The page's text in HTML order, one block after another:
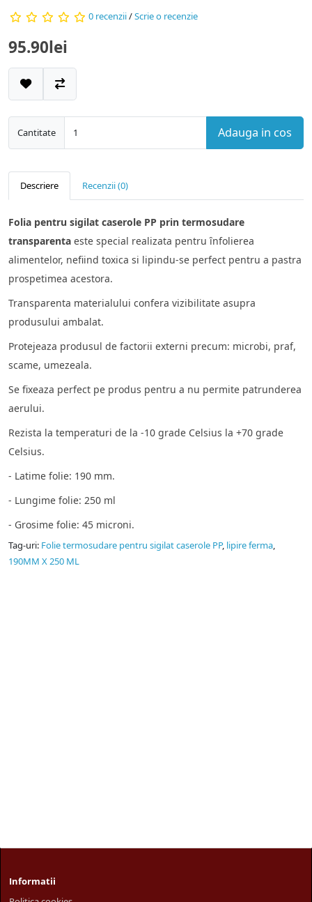
0 recenzii/Scrie o recenzie
95.90lei
Cantitate Adauga in cos
Descriere Recenzii (0)
Folia pentru sigilat caserole PP prin termosudare
transparenta este special realizata pentru ȋnfolierea
alimentelor, nefiind toxica si lipindu-se perfect pentru a pastra
prospetimea acestora.
Transparenta materialului confera vizibilitate asupra
produsului ambalat.
Protejeaza produsul de factorii externi precum: microbi, praf,
scame, umezeala.
Se fixeaza perfect pe produs pentru a nu permite patrunderea
aerului.
Rezista la temperaturi de la -10 grade Celsius la +70 grade
Celsius.
- Latime folie: 190 mm.
- Lungime folie: 250 ml
- Grosime folie: 45 microni.
Tag-uri: Folie termosudare pentru sigilat caserole PP, lipire ferma,
190MM X 250 ML
Informatii